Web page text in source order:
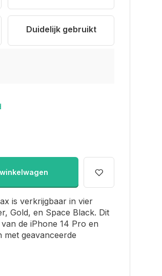
Duidelijk gebruikt
is verkrijgbaar in vier
Gold, en Space Black. Dit
de iPhone 14 Pro en
met geavanceerde